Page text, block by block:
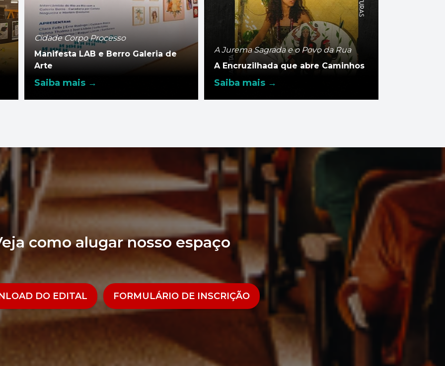
Cidade Corpo Processo
Manifesta LAB e Berro Galeria de
Arte
Saiba mais →
A Jurema Sagrada e o Povo da Rua
A Encruzilhada que abre Caminhos
Saiba mais →
como alugar nosso espaço
DO EDITAL FORMULÁRIO DE INSCRIÇÃO